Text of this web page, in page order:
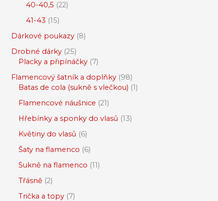
40-40,5 22
41-43 15
Dárkové poukazy 8
Drobné dárky 25
Placky a připínáčky 7
Flamencový šatník a doplňky 98
Batas de cola (sukně s vlečkou) 1
Flamencové náušnice 21
Hřebínky a sponky do vlasů 13
Květiny do vlasů 6
Šaty na flamenco 6
Sukně na flamenco 11
Třásně 2
Trička a topy 7